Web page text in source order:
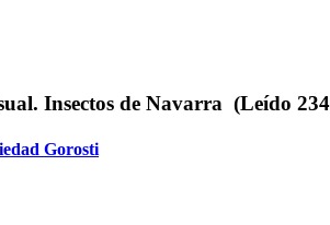
Insectos de Navarra (Leído
Gorosti